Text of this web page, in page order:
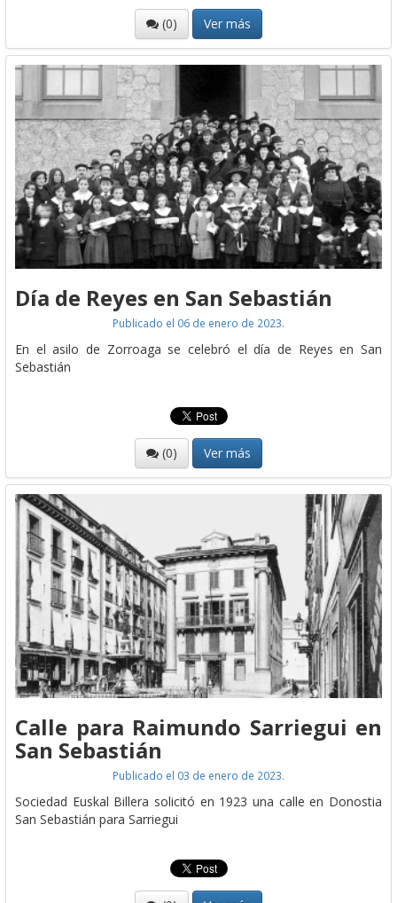
(0) Ver más
Día de Reyes en San Sebastián
Publicado el 06 de enero de 2023.
En el asilo de Zorroaga se celebró el día de Reyes en San
Sebastián
(0) Ver más
Calle para Raimundo Sarriegui en
San Sebastián
Publicado el 03 de enero de 2023.
Sociedad Euskal Billera solicitó en 1923 una calle en Donostia
San Sebastián para Sarriegui